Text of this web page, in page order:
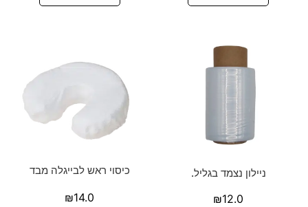
ניילון נצמד בגליל.
₪12.0
כיסוי ראש לבייגלה מבד
₪14.0